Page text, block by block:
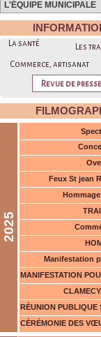
L'ÉQUIPE MUNICIPALE
2025
Feux St jean
Hommage
Manifestation
MANIFESTATION
RÉUNION PUBLIQUE
CÉRÉMONIE DES
Les
Commerce, artisanat
La santé
Revue de